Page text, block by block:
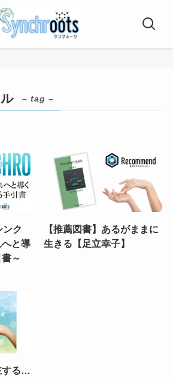
– tag –
ンク
と導
～
【推薦図書】あるがままに
生きる【足立幸子】
する…